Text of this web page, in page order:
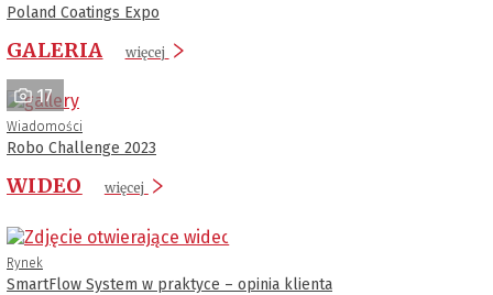
Poland Coatings Expo
GALERIA więcej
17
Wiadomości
Robo Challenge 2023
WIDEO więcej
Rynek
SmartFlow System w praktyce – opinia klienta